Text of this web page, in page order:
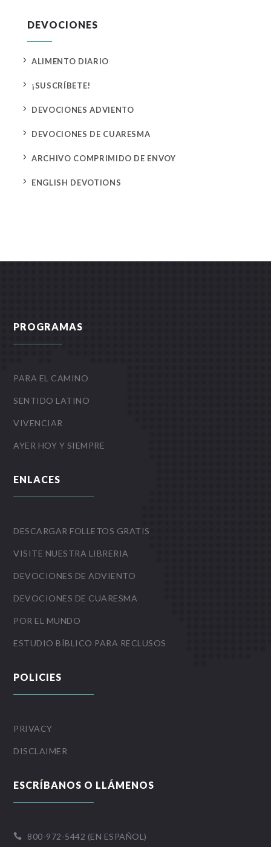
DEVOCIONES
5 ALIMENTO DIARIO
5 ¡SUSCRÍBETE!
5 DEVOCIONES ADVIENTO
5 DEVOCIONES DE CUARESMA
5 ARCHIVO COMPRIMIDO DE ENVOY
5 ENGLISH DEVOTIONS
PROGRAMAS
PARA EL CAMINO
SENTIDO LATINO
VIVENCIAR
AYER HOY Y SIEMPRE
ENLACES
DESCARGAR FOLLETOS GRATIS
VISITE NUESTRA LIBRERIA
DEVOCIONES DE ADVIENTO
DEVOCIONES DE CUARESMA
POR EL MUNDO
ESTUDIO BÍBLICO PARA RECLUSOS
POLICIES
PRIVACY
DISCLAIMER
ESCRÍBANOS O LLÁMENOS
 800-972-5442 (EN ESPAÑOL)